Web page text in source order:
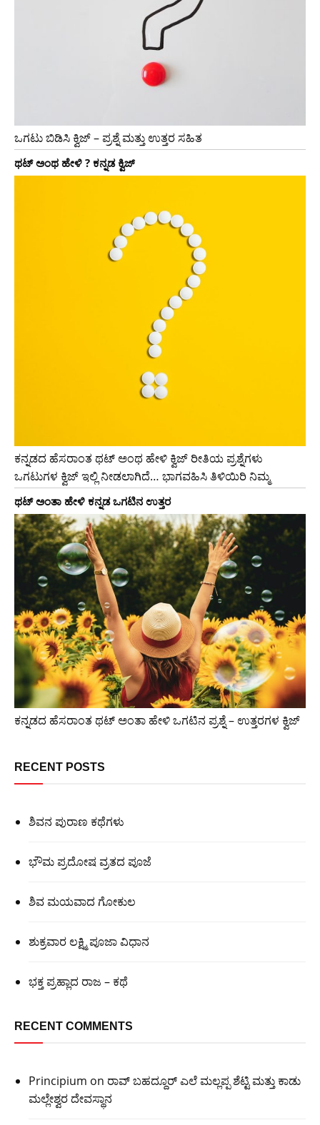
ಒಗಟು ಬಿಡಿಸಿ ಕ್ವಿಜ್ – ಪ್ರಶ್ನೆ ಮತ್ತು ಉತ್ತರ ಸಹಿತ
ಥಟ್ ಅಂಥ ಹೇಳಿ ? ಕನ್ನಡ ಕ್ವಿಜ್
ಕನ್ನಡದ ಹೆಸರಾಂತ ಥಟ್ ಅಂಥ ಹೇಳಿ ಕ್ವಿಜ್ ರೀತಿಯ ಪ್ರಶ್ನೆಗಳು
ಒಗಟುಗಳ ಕ್ವಿಜ್ ಇಲ್ಲಿ ನೀಡಲಾಗಿದೆ… ಭಾಗವಹಿಸಿ ತಿಳಿಯಿರಿ ನಿಮ್ಮ
ಥಟ್ ಅಂತಾ ಹೇಳಿ ಕನ್ನಡ ಒಗಟಿನ ಉತ್ತರ
ಕನ್ನಡದ ಹೆಸರಾಂತ ಥಟ್ ಅಂತಾ ಹೇಳಿ ಒಗಟಿನ ಪ್ರಶ್ನೆ – ಉತ್ತರಗಳ ಕ್ವಿಜ್
RECENT POSTS
ಶಿವನ ಪುರಾಣ ಕಥೆಗಳು
ಭೌಮ ಪ್ರದೋಷ ವ್ರತದ ಪೂಜೆ
ಶಿವ ಮಯವಾದ ಗೋಕುಲ
ಶುಕ್ರವಾರ ಲಕ್ಷ್ಮಿ ಪೂಜಾ ವಿಧಾನ
ಭಕ್ತ ಪ್ರಹ್ಲಾದ ರಾಜ – ಕಥೆ
RECENT COMMENTS
Principium on ರಾವ್ ಬಹದ್ದೂರ್ ಎಲೆ ಮಲ್ಲಪ್ಪ ಶೆಟ್ಟಿ ಮತ್ತು ಕಾಡು
ಮಲ್ಲೇಶ್ವರ ದೇವಸ್ಥಾನ